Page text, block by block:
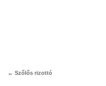
← Szőlős rizottó